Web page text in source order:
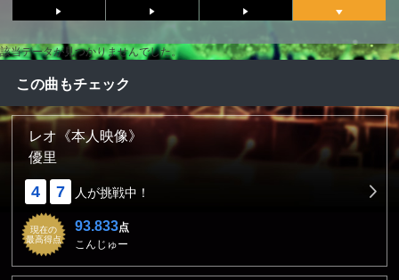
該当データが見つかりませんでした。
この曲もチェック
レオ《本人映像》
優里
4 7 人が挑戦中！
現在の
最高得点
93.833点
こんじゅー